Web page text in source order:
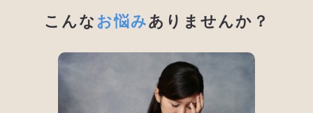
こんなお悩みありませんか？